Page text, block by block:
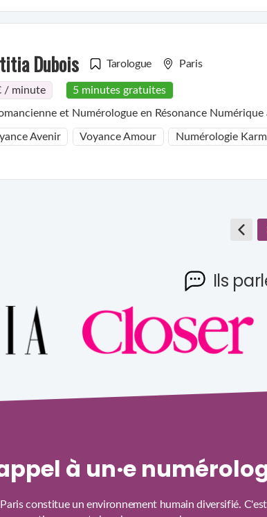
Dubois Tarologue Paris
/ minute 5 minutes gratuites
et Numérologue en Résonance
Avenir Voyance Amour Numérologie
Ils
à un·e
constitue un environnement humain diversifié.